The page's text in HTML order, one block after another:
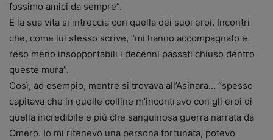
fossimo amici da sempre”.
E la sua vita si intreccia con quella dei suoi eroi. Incontri
che, come lui stesso scrive, “mi hanno accompagnato e
reso meno insopportabili i decenni passati chiuso dentro
queste mura”.
Così, ad esempio, mentre si trovava all’Asinara… “spesso
capitava che in quelle colline m’incontravo con gli eroi di
quella incredibile e più che sanguinosa guerra narrata da
Omero. Io mi ritenevo una persona fortunata, potevo